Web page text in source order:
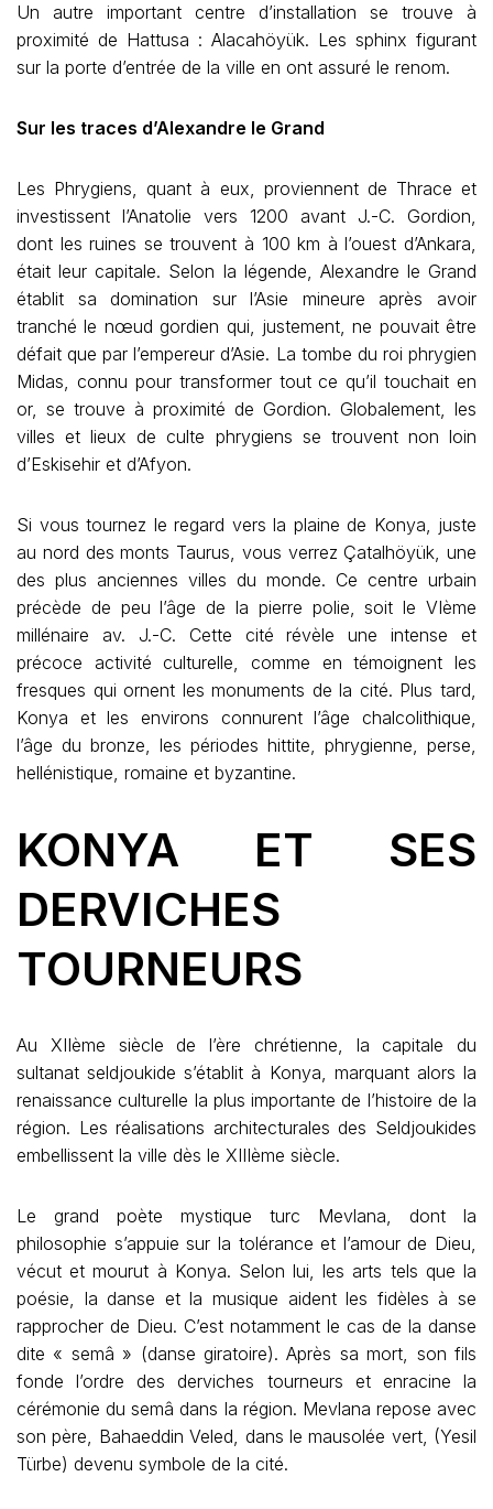
Un autre important centre d’installation se trouve à
proximité de Hattusa : Alacahöyük. Les sphinx figurant
sur la porte d’entrée de la ville en ont assuré le renom.
Sur les traces d’Alexandre le Grand
Les Phrygiens, quant à eux, proviennent de Thrace et
investissent l’Anatolie vers 1200 avant J.-C. Gordion,
dont les ruines se trouvent à 100 km à l’ouest d’Ankara,
était leur capitale. Selon la légende, Alexandre le Grand
établit sa domination sur l’Asie mineure après avoir
tranché le nœud gordien qui, justement, ne pouvait être
défait que par l’empereur d’Asie. La tombe du roi phrygien
Midas, connu pour transformer tout ce qu’il touchait en
or, se trouve à proximité de Gordion. Globalement, les
villes et lieux de culte phrygiens se trouvent non loin
d’Eskisehir et d’Afyon.
Si vous tournez le regard vers la plaine de Konya, juste
au nord des monts Taurus, vous verrez Çatalhöyük, une
des plus anciennes villes du monde. Ce centre urbain
précède de peu l’âge de la pierre polie, soit le VIème
millénaire av. J.-C. Cette cité révèle une intense et
précoce activité culturelle, comme en témoignent les
fresques qui ornent les monuments de la cité. Plus tard,
Konya et les environs connurent l’âge chalcolithique,
l’âge du bronze, les périodes hittite, phrygienne, perse,
hellénistique, romaine et byzantine.
KONYA ET SES
DERVICHES
TOURNEURS
Au XIIème siècle de l’ère chrétienne, la capitale du
sultanat seldjoukide s’établit à Konya, marquant alors la
renaissance culturelle la plus importante de l’histoire de la
région. Les réalisations architecturales des Seldjoukides
embellissent la ville dès le XIIIème siècle.
Le grand poète mystique turc Mevlana, dont la
philosophie s’appuie sur la tolérance et l’amour de Dieu,
vécut et mourut à Konya. Selon lui, les arts tels que la
poésie, la danse et la musique aident les fidèles à se
rapprocher de Dieu. C’est notamment le cas de la danse
dite « semâ » (danse giratoire). Après sa mort, son fils
fonde l’ordre des derviches tourneurs et enracine la
cérémonie du semâ dans la région. Mevlana repose avec
son père, Bahaeddin Veled, dans le mausolée vert, (Yesil
Türbe) devenu symbole de la cité.